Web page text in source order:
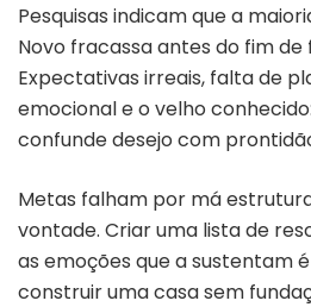
Pesquisas indicam que a
Novo fracassa antes do fim
Expectativas irreais, falta de
emocional e o velho
confunde desejo com
Metas falham por má
vontade. Criar uma lista de
as emoções que a sustentam
construir uma casa sem